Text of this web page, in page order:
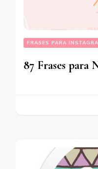
FRASES PARA
87 Frases para